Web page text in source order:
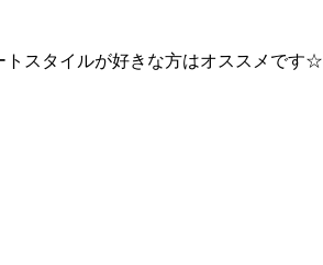
トスタイルが好きな方はオススメです☆